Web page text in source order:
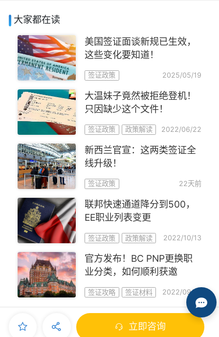
大家都在读
美国签证面谈新规已生效，
这些变化要知道！
签证政策 2025/05/19
大温妹子竟然被拒绝登机！
只因缺少这个文件！
签证政策 政策解读 2022/06/22
新西兰官宣：这两类签证全
线升级！
签证政策 22天前
联邦快速通道降分到500，
EE职业列表变更
签证政策 政策解读 2022/10/13
官方发布！BC PNP更换职
业分类，如何顺利获邀
签证攻略 签证材料 2022/09/19
立即咨询